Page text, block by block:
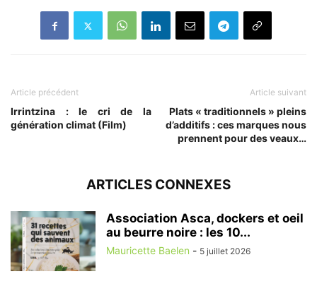
Article précédent
Irrintzina : le cri de la
génération climat (Film)
Article suivant
Plats « traditionnels » pleins
d’additifs : ces marques nous
prennent pour des veaux…
ARTICLES CONNEXES
Association Asca, dockers et oeil
au beurre noire : les 10...
Mauricette Baelen - 5 juillet 2026